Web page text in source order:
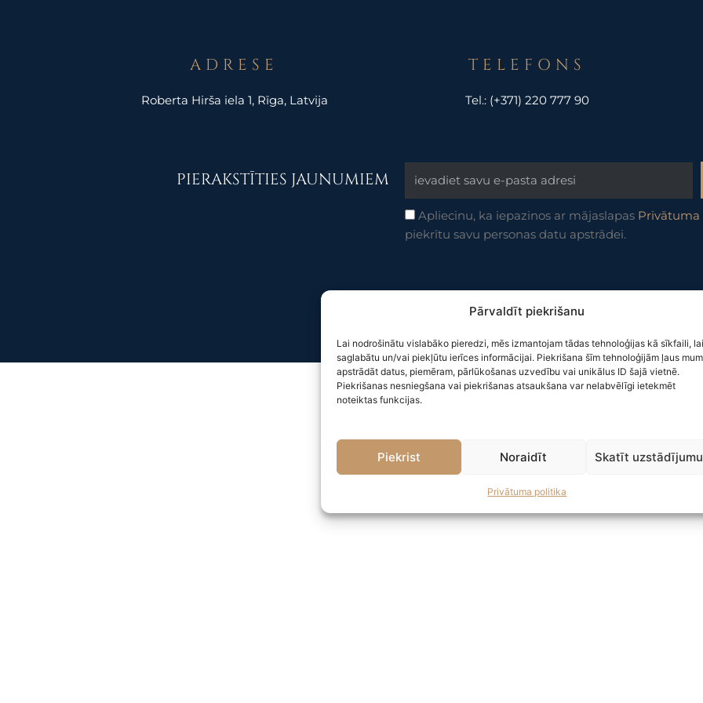
Pārvaldīt piekrišanu
Lai nodrošinātu vislabāko pieredzi, mēs izmantojam tādas tehnoloģijas kā sīkfaili, lai
saglabātu un/vai piekļūtu ierīces informācijai. Piekrišana šīm tehnoloģijām ļaus
apstrādāt datus, piemēram, pārlūkošanas uzvedību vai unikālus ID šajā vietnē.
Piekrišanas nesniegšana vai piekrišanas atsaukšana var nelabvēlīgi ietekmēt
noteiktas funkcijas.
Piekrist Noraidīt Skatīt
Privātuma politika
ADRESE
Roberta Hirša iela 1, Rīga, Latvija
TELEFONS
Tel.: (+371) 220 777 90
PIERAKSTĪTIES JAUNUMIEM
Apliecinu, ka iepazinos ar mājaslapas
piekrītu savu personas datu apstrādei.
Privātuma politika